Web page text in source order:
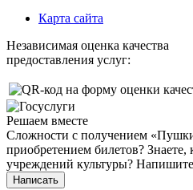
Карта сайта
Независимая оценка качества
предоставления услуг:
Решаем вместе
Сложности с получением
приобретением билетов? Знаете,
учреждений культуры?
Написать